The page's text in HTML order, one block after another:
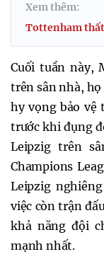
Xem thêm:
Tottenham
Cuối tuần này,
trên sân nhà,
hy vọng bảo vệ
trước khi đụng
Leipzig trên
Champions
Leipzig
việc còn trận
khả năng đội
mạnh nhất.